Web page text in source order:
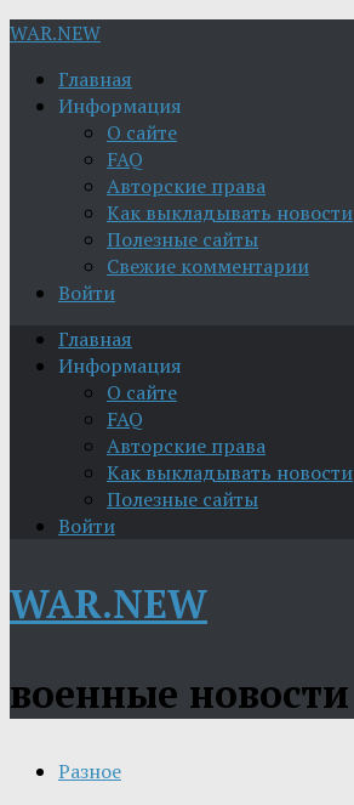
WAR.NEW
Главная
Информация
О сайте
FAQ
Авторские права
Как выкладывать новости
Полезные сайты
Свежие комментарии
Войти
Главная
Информация
О сайте
FAQ
Авторские права
Как выкладывать новости
Полезные сайты
Войти
WAR.NEW
военные новости
Разное